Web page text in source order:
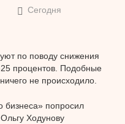
Сегодня
по поводу снижения
процентов. Подобные
не происходило.
бизнеса» попросил
Ходунову